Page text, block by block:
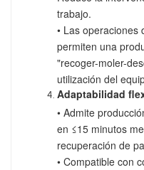
trabajo.
• Las operaciones
permiten una
"recoger-moler-
utilización del
Adaptabilidad
• Admite
en ≤15 minutos
recuperación de
• Compatible con